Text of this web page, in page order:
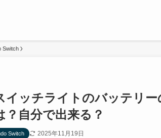
Switch
イッチライトのバッテリー
？自分で出来る？
Switch 2025年11月19日